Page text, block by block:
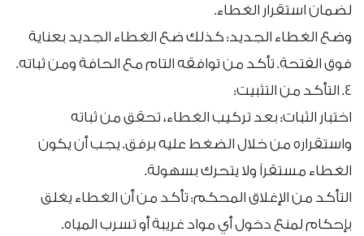
لضمان استقرار الغطاء.
وضع الغطاء الجديد: كذلك ضع الغطاء الجديد بعناية
فوق الفتحة. تأكد من توافقه التام مع الحافة ومن ثباته.
4. التأكد من التثبيت:
اختبار الثبات: بعد تركيب الغطاء، تحقق من ثباته
واستقراره من خلال الضغط عليه برفق. يجب أن يكون
الغطاء مستقراً ولا يتحرك بسهولة.
التأكد من الإغلاق المحكم: تأكد من أن الغطاء يغلق
بإحكام لمنع دخول أي مواد غريبة أو تسرب المياه.